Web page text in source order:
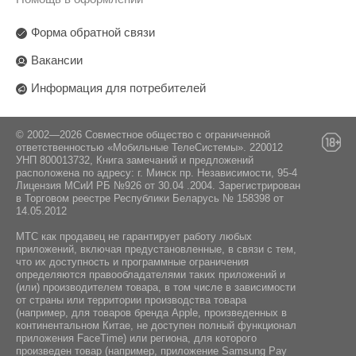
Комплектация:
Инструкция / Дата кабель
444 ppi
USB Type-C
NFC:
Да
Навигация:
GPS / ГЛОНАСС / BeiDou / Galileo / A-GPS
Лонган, Бантиан, адм. корпус; индекс 518129
Поставщик:
Независимости, 95, г. Минск, 220012
Форма обратной связи
Вакансии
Информация для потребителей
© 2002—2026 Совместное общество с ограниченной
ответственностью «Мобильные ТелеСистемы». 220012
УНП 800013732, Книга замечаний и предложений
расположена по адресу: г. Минск пр. Независимости, 95-4
Лицензия МСиИ РБ №926 от 30.04 .2004. Зарегистрирован
в Торговом реестре Республики Беларусь № 158398 от
14.05.2012
МТС как продавец не гарантирует работу любых
приложений, включая предустановленные, в связи с тем,
что их доступность и программные ограничения
определяются правообладателями таких приложений и
(или) производителем товара, в том числе в зависимости
от страны или территории производства товара
(например, для товаров бренда Apple, произведенных в
континентальном Китае, не доступен полный функционал
приложения FaceTime) или региона, для которого
произведен товар (например, приложение Samsung Pay